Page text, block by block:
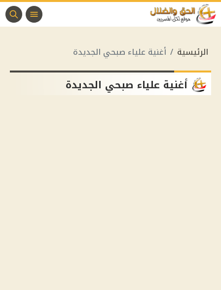
الرئيسية أغنية علياء صبحي الجديدة
أغنية علياء صبحي الجديدة